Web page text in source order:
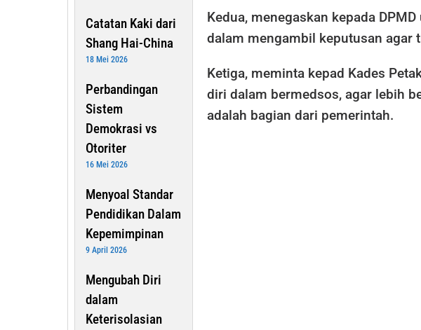
Catatan Kaki dari
Shang Hai-China
18 Mei 2026
Perbandingan
Sistem
Demokrasi vs
Otoriter
16 Mei 2026
Menyoal Standar
Pendidikan Dalam
Kepemimpinan
9 April 2026
Mengubah Diri
dalam
Keterisolasian
Kedua, menegaskan kepada
dalam mengambil keputusan agar
Ketiga, meminta kepad Kades
diri dalam bermedsos, agar lebih
adalah bagian dari pemerintah.